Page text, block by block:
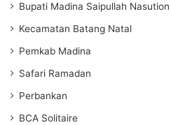
Bupati Madina Saipullah Nasution
Kecamatan Batang Natal
Pemkab Madina
Safari Ramadan
Perbankan
BCA Solitaire